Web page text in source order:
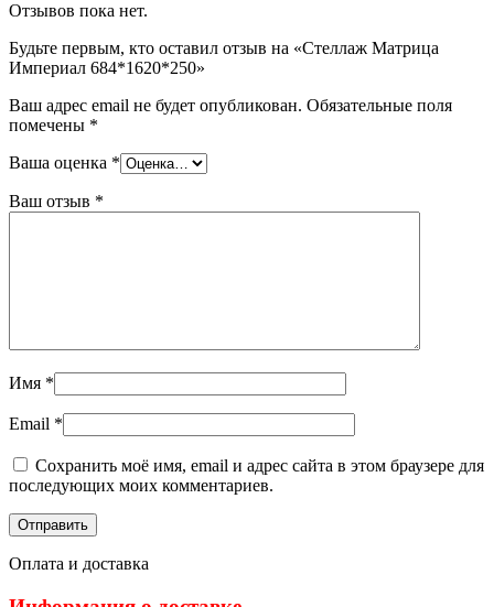
Отзывов пока нет.
Будьте первым, кто оставил отзыв на «Стеллаж Матрица
Империал 684*1620*250»
Ваш адрес email не будет опубликован. Обязательные поля
помечены *
Ваша оценка *
Ваш отзыв *
Имя *
Email *
Сохранить моё имя, email и адрес сайта в этом браузере для
последующих моих комментариев.
Оплата и доставка